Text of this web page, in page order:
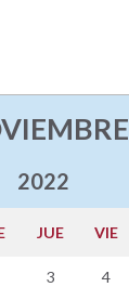
2022
JUE VIE
3 4